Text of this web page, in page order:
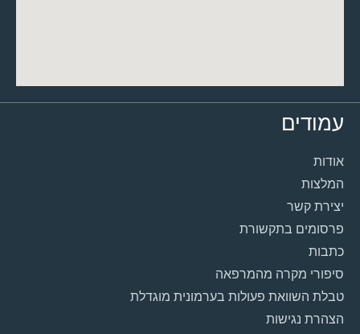
עמודים
אודות
המלצות
יצירת קשר
פרסומים בתקשורת
כתבות
סיפורי מקרה מהמרפאה
טבלת השוואת פעולות בערמונית מוגדלת
הצהרת נגישות